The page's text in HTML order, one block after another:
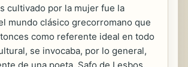
cultivado por la mujer fue la
mundo clásico grecorromano que
como referente ideal en todo
se invocaba, por lo general,